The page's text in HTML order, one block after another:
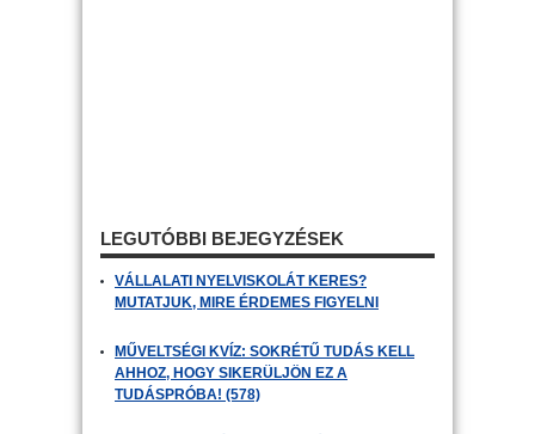
LEGUTÓBBI BEJEGYZÉSEK
VÁLLALATI NYELVISKOLÁT KERES?
MUTATJUK, MIRE ÉRDEMES FIGYELNI
MŰVELTSÉGI KVÍZ: SOKRÉTŰ TUDÁS KELL
AHHOZ, HOGY SIKERÜLJÖN EZ A
TUDÁSPRÓBA! (578)